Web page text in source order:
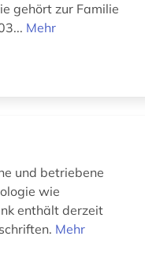
gehört zur Familie
Mehr
und betriebene
wie
enthält derzeit
Mehr